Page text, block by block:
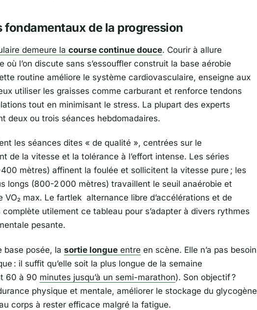
fondamentaux de la progression
demeure la course continue douce. Courir à allure
où l’on discute sans s’essouffler construit la base aérobie
routine améliore le système cardiovasculaire, enseigne aux
utiliser les graisses comme carburant et renforce tendons
tout en minimisant le stress. La plupart des experts
deux ou trois séances hebdomadaires.
les séances dites « de qualité », centrées sur le
de la vitesse et la tolérance à l’effort intense. Les séries
mètres) affinent la foulée et sollicitent la vitesse pure ; les
longs (800-2 000 mètres) travaillent le seuil anaérobie et
VO₂ max. Le fartlek alternance libre d’accélérations et de
utilement ce tableau pour s’adapter à divers rythmes
pesante.
base posée, la sortie longue entre en scène. Elle n’a pas besoin
: il suffit qu’elle soit la plus longue de la semaine
60 à 90 minutes jusqu’à un semi-marathon). Son objectif ?
physique et mentale, améliorer le stockage du glycogène
corps à rester efficace malgré la fatigue.